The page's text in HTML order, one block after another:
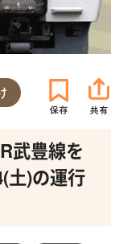
武豊線を
土)の運行